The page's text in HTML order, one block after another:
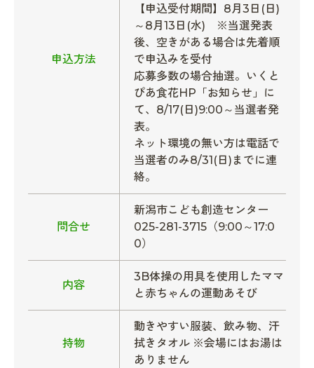
申込方法
【申込受付期間】8月3日(日)
～8月13日(水) ※当選発表
後、空きがある場合は先着順
で申込みを受付
応募多数の場合抽選。いくと
ぴあ食花HP「お知らせ」に
て、8/17(日)9:00～当選者発
表。
ネット環境の無い方は電話で
当選者のみ8/31(日)までに連
絡。
問合せ
新潟市こども創造センター
025-281-3715（9:00～17:0
0）
内容
3B体操の用具を使用したママ
と赤ちゃんの運動あそび
持物
動きやすい服装、飲み物、汗
拭きタオル ※会場にはお湯は
ありません